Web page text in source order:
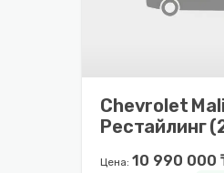
Chevrolet
Рестайлинг
Цена: 10 990 000